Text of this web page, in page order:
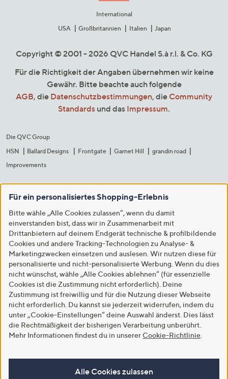
International
USA
Großbritannien Italien Japan
Copyright © 2001 - 2026 QVC Handel S.à r.l. & Co. KG
Für die Richtigkeit der Angaben übernehmen wir keine
Gewähr. Bitte beachte auch folgende
AGB, die Datenschutzbestimmungen, die Community
Standards und das Impressum.
Die QVC Group
HSN
Ballard Designs Frontgate Garnet Hill
grandin road
Improvements
Für ein personalisiertes Shopping-Erlebnis
Bitte wähle „Alle Cookies zulassen“, wenn du damit
einverstanden bist, dass wir in Zusammenarbeit mit
Drittanbietern auf deinem Endgerät technische & profilbildende
Cookies und andere Tracking-Technologien zu Analyse- &
Marketingzwecken einsetzen und auslesen. Wir nutzen diese für
personalisierte und nicht-personalisierte Werbung. Wenn du dies
nicht wünschst, wähle „Alle Cookies ablehnen“ (für essenzielle
Cookies ist die Zustimmung nicht erforderlich). Deine
Zustimmung ist freiwillig und für die Nutzung dieser Webseite
nicht erforderlich. Du kannst sie jederzeit widerrufen, indem du
unter „Cookie-Einstellungen“ deine Auswahl änderst. Dies lässt
die Rechtmäßigkeit der bisherigen Verarbeitung unberührt.
Mehr Informationen findest du in unserer Cookie-Richtlinie
Alle Cookies zulassen